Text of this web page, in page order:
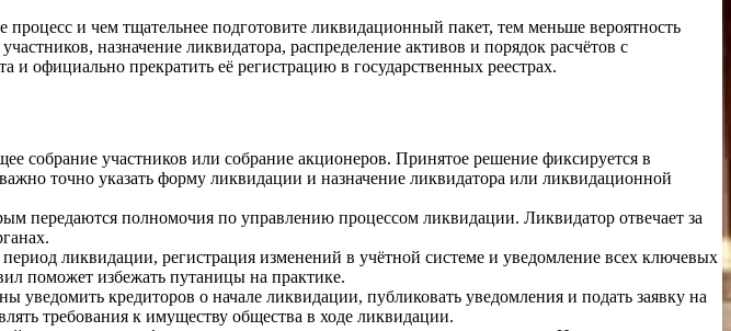
и чем тщательнее подготовите ликвидационный пакет, тем меньше вероятность
назначение ликвидатора, распределение активов и порядок расчётов с
и официально прекратить её регистрацию в государственных реестрах.
собрание участников или собрание акционеров. Принятое решение фиксируется в
точно указать форму ликвидации и назначение ликвидатора или ликвидационной
передаются полномочия по управлению процессом ликвидации. Ликвидатор отвечает за
ликвидации, регистрация изменений в учётной системе и уведомление всех ключевых
поможет избежать путаницы на практике.
уведомить кредиторов о начале ликвидации, публиковать уведомления и подать заявку на
требования к имуществу общества в ходе ликвидации.